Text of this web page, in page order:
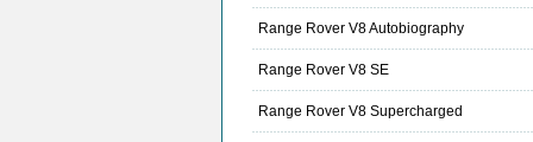
Range Rover V8 Autobiography
Range Rover V8 SE
Range Rover V8 Supercharged